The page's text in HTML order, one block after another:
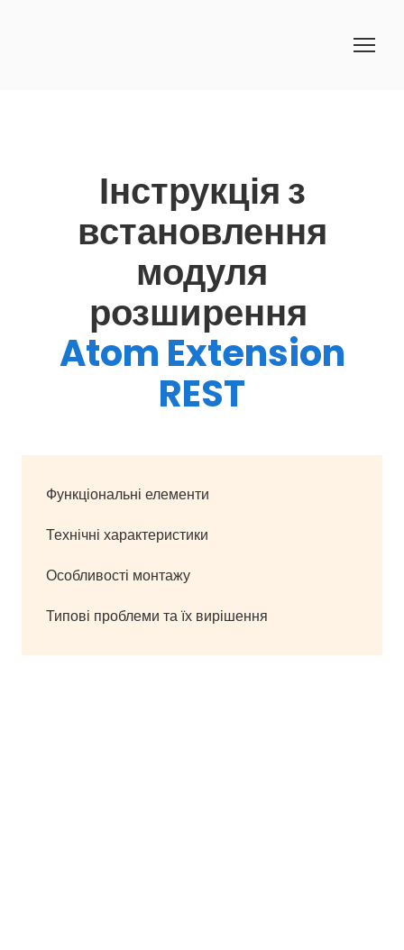
Інструкція з
встановлення
модуля
розширення
Atom Extension
REST
Функціональні елементи
Технічні характеристики
Особливості монтажу
Типові проблеми та їх вирішення